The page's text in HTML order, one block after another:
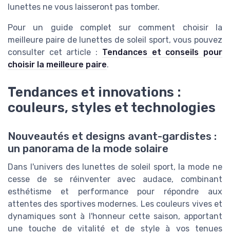
lunettes ne vous laisseront pas tomber.
Pour un guide complet sur comment choisir la
meilleure paire de lunettes de soleil sport, vous pouvez
consulter cet article : Tendances et conseils pour
choisir la meilleure paire.
Tendances et innovations :
couleurs, styles et technologies
Nouveautés et designs avant-gardistes :
un panorama de la mode solaire
Dans l'univers des lunettes de soleil sport, la mode ne
cesse de se réinventer avec audace, combinant
esthétisme et performance pour répondre aux
attentes des sportives modernes. Les couleurs vives et
dynamiques sont à l'honneur cette saison, apportant
une touche de vitalité et de style à vos tenues